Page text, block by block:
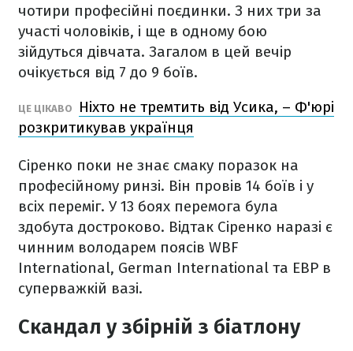
чотири професійні поєдинки. З них три за
участі чоловіків, і ще в одному бою
зійдуться дівчата. Загалом в цей вечір
очікується від 7 до 9 боїв.
ЦЕ ЦІКАВО
Ніхто не тремтить від Усика, – Ф'юрі
розкритикував українця
Сіренко поки не знає смаку поразок на
професійному ринзі. Він провів 14 боїв і у
всіх переміг. У 13 боях перемога була
здобута достроково. Відтак Сіренко наразі є
чинним володарем поясів WBF
International, German International та EBP в
суперважкій вазі.
Скандал у збірній з біатлону